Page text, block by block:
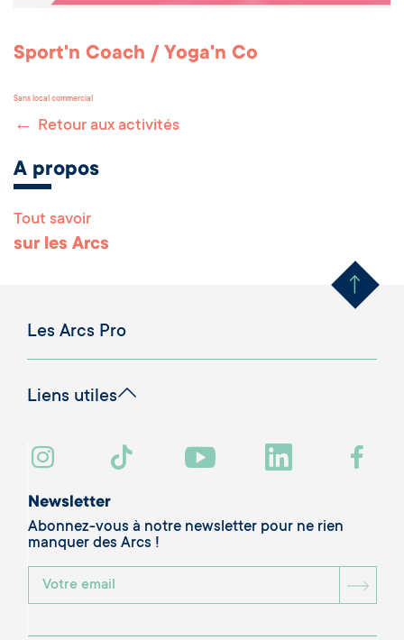
Sport'n Coach / Yoga'n Co
Sans local commercial
← Retour aux activités
A propos
Tout savoir
sur les Arcs Remonter
Les Arcs Pro
Liens utiles
Newsletter
Abonnez-vous à notre newsletter pour ne rien
manquer des Arcs !